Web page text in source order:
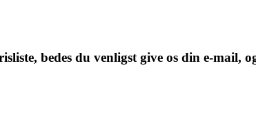
bedes du venligst give os din e-mail,